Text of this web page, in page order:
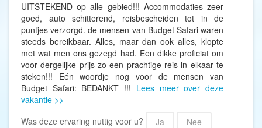
UITSTEKEND op alle gebied!!! Accommodaties zeer
goed, auto schitterend, reisbescheiden tot in de
puntjes verzorgd. de mensen van Budget Safari waren
steeds bereikbaar. Alles, maar dan ook alles, klopte
met wat men ons gezegd had. Een dikke proficiat om
voor dergelijke prijs zo een prachtige reis in elkaar te
steken!!! Eén woordje nog voor de mensen van
Budget Safari: BEDANKT !!! Lees meer over deze
vakantie >>
Was deze ervaring nuttig voor u?
Ja Nee